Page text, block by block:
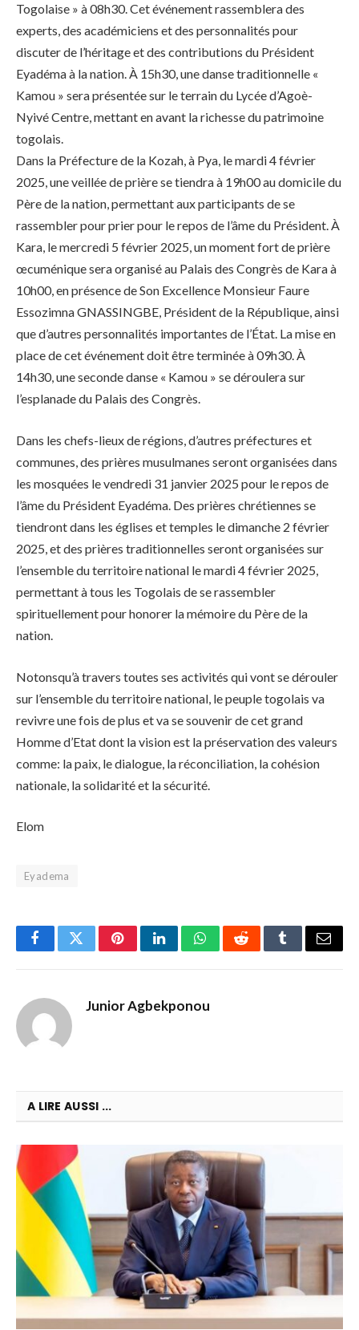
Togolaise » à 08h30. Cet événement rassemblera des
experts, des académiciens et des personnalités pour
discuter de l’héritage et des contributions du Président
Eyadéma à la nation. À 15h30, une danse traditionnelle «
Kamou » sera présentée sur le terrain du Lycée d’Agoè-
Nyivé Centre, mettant en avant la richesse du patrimoine
togolais.
Dans la Préfecture de la Kozah, à Pya, le mardi 4 février
2025, une veillée de prière se tiendra à 19h00 au domicile du
Père de la nation, permettant aux participants de se
rassembler pour prier pour le repos de l’âme du Président. À
Kara, le mercredi 5 février 2025, un moment fort de prière
œcuménique sera organisé au Palais des Congrès de Kara à
10h00, en présence de Son Excellence Monsieur Faure
Essozimna GNASSINGBE, Président de la République, ainsi
que d’autres personnalités importantes de l’État. La mise en
place de cet événement doit être terminée à 09h30. À
14h30, une seconde danse « Kamou » se déroulera sur
l’esplanade du Palais des Congrès.
Dans les chefs-lieux de régions, d’autres préfectures et
communes, des prières musulmanes seront organisées dans
les mosquées le vendredi 31 janvier 2025 pour le repos de
l’âme du Président Eyadéma. Des prières chrétiennes se
tiendront dans les églises et temples le dimanche 2 février
2025, et des prières traditionnelles seront organisées sur
l’ensemble du territoire national le mardi 4 février 2025,
permettant à tous les Togolais de se rassembler
spirituellement pour honorer la mémoire du Père de la
nation.
Notonsqu’à travers toutes ses activités qui vont se dérouler
sur l’ensemble du territoire national, le peuple togolais va
revivre une fois de plus et va se souvenir de cet grand
Homme d’Etat dont la vision est la préservation des valeurs
comme: la paix, le dialogue, la réconciliation, la cohésion
nationale, la solidarité et la sécurité.
Elom
Eyadema
FacebookTwitterPinterestLinkedInWhatsAppRedditTumblrEmail
Junior Agbekponou
A LIRE AUSSI ...